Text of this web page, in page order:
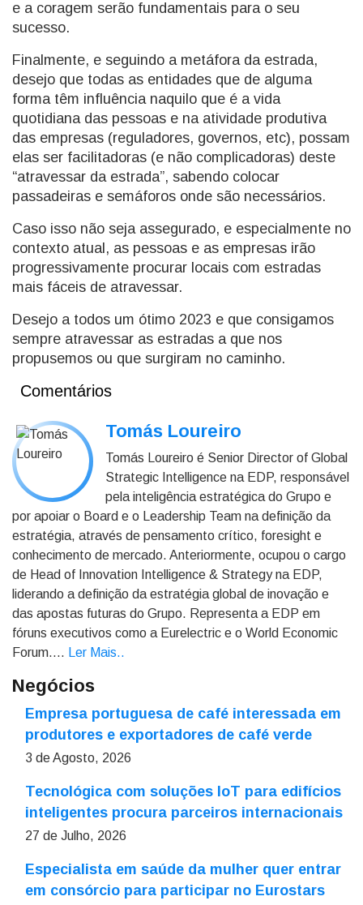
e a coragem serão fundamentais para o seu
sucesso.
Finalmente, e seguindo a metáfora da estrada,
desejo que todas as entidades que de alguma
forma têm influência naquilo que é a vida
quotidiana das pessoas e na atividade produtiva
das empresas (reguladores, governos, etc), possam
elas ser facilitadoras (e não complicadoras) deste
“atravessar da estrada”, sabendo colocar
passadeiras e semáforos onde são necessários.
Caso isso não seja assegurado, e especialmente no
contexto atual, as pessoas e as empresas irão
progressivamente procurar locais com estradas
mais fáceis de atravessar.
Desejo a todos um ótimo 2023 e que consigamos
sempre atravessar as estradas a que nos
propusemos ou que surgiram no caminho.
Comentários
Tomás Loureiro
Tomás Loureiro é Senior Director of Global
Strategic Intelligence na EDP, responsável
pela inteligência estratégica do Grupo e
por apoiar o Board e o Leadership Team na definição da
estratégia, através de pensamento crítico, foresight e
conhecimento de mercado. Anteriormente, ocupou o cargo
de Head of Innovation Intelligence & Strategy na EDP,
liderando a definição da estratégia global de inovação e
das apostas futuras do Grupo. Representa a EDP em
fóruns executivos como a Eurelectric e o World Economic
Forum....
Ler Mais..
Negócios
Empresa portuguesa de café interessada em
produtores e exportadores de café verde
3 de Agosto, 2026
Tecnológica com soluções IoT para edifícios
inteligentes procura parceiros internacionais
27 de Julho, 2026
Especialista em saúde da mulher quer entrar
em consórcio para participar no Eurostars